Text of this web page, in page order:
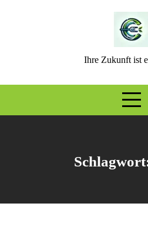
Ihre Zukunft ist